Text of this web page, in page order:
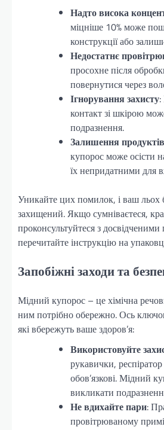
Надто висока
міцніше 10% може
конструкції або
Недостатнє
просохне після
повернутися через
Ігнорування захисту:
контакт зі шкірою
подразнення.
Залишення
купорос може осісти
їх непридатними для
Уникайте цих помилок, і ваш льох
захищений. Якщо сумніваєтеся,
проконсультуйтеся з
перечитайте інструкцію на
Запобіжні заходи та
Мідний купорос – це хімічна
ним потрібно обережно. Ось
які вбережуть ваше здоров’я:
Використовуйте
рукавички,
обов’язкові. Мідний
викликати
Не вдихайте пари:
провітрюваному